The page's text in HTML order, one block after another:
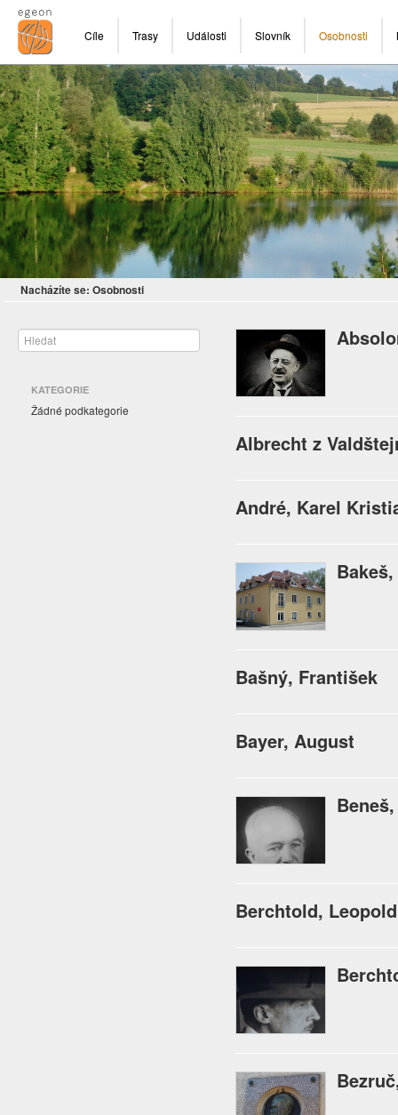
Cíle Trasy Události Slovník Osobnosti
Nacházíte se: Osobnosti
KATEGORIE
Žádné podkategorie
Albrecht z
André, Karel
Bašný, František
Bayer, August
Berchtold,